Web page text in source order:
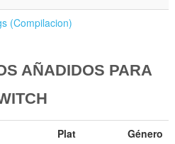
(Compilacion)
AÑADIDOS PARA
Plat Género